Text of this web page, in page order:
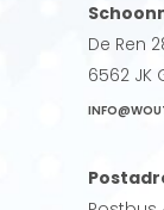
De Ren
6562 JK